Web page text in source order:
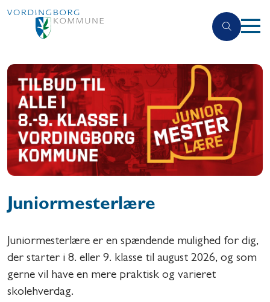
Juniormesterlære
Juniormesterlære er en spændende mulighed for dig,
der starter i 8. eller 9. klasse til august 2026, og som
gerne vil have en mere praktisk og varieret
skolehverdag.